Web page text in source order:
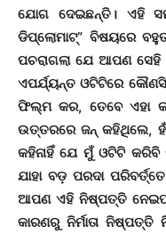
ଯୋଗ ଦେଇଛନ୍ତି। ଏହି
ଡିପ୍ଲୋମାଟ୍” ବିଷୟରେ
ପଚରାଗଲା ଯେ ଆପଣ
ଏପର୍ଯ୍ୟନ୍ତ ଓଟିଟିରେ କୌଣସି
ଫିଲ୍ମ କର, ତେବେ ଏହା
ଉତ୍ତରରେ ଜନ୍ କହିଥିଲେ,
କହିନାହିଁ ଯେ ମୁଁ ଓଟିଟି
ଯାହା ବଡ଼ ପରଦା
ଆପଣ ଏହି ନିଷ୍ପତ୍ତି
କାରଣରୁ ନିର୍ମାତା